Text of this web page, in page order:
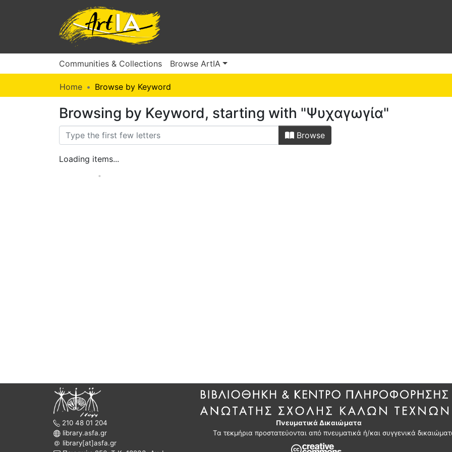
Communities & Collections Browse ArtIA
Home Browse by Keyword
Browsing by Keyword, starting with "Ψυχαγωγία"
Browse
Loading items...
210 48 01 204
library.asfa.gr
library[at]asfa.gr
Πνευματικά Δικαιώματα
Τα τεκμήρια προστατεύονται από πνευματικά ή/και συγγενικά